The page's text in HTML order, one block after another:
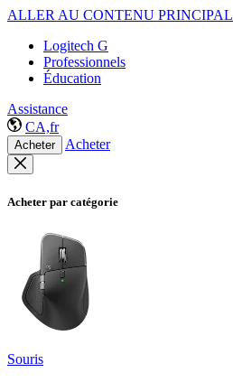
ALLER AU CONTENU PRINCIPAL
Logitech G
Professionnels
Éducation
Assistance
CA,fr
Acheter Acheter
Acheter par catégorie
Souris